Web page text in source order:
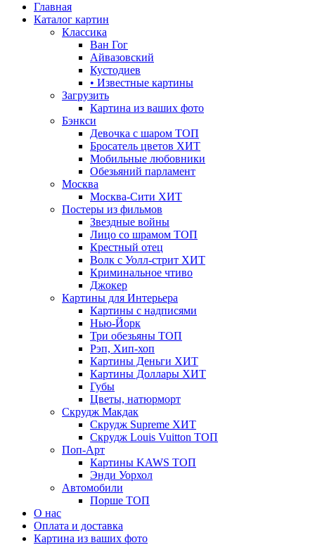
Главная
Каталог картин
Классика
Ван Гог
Айвазовский
Кустодиев
• Известные картины
Загрузить
Картина из ваших фото
Бэнкси
Девочка с шаром ТОП
Бросатель цветов ХИТ
Мобильные любовники
Обезьяний парламент
Москва
Москва-Сити ХИТ
Постеры из фильмов
Звездные войны
Лицо со шрамом ТОП
Крестный отец
Волк с Уолл-стрит ХИТ
Криминальное чтиво
Джокер
Картины для Интерьера
Картины с надписями
Нью-Йорк
Три обезьяны ТОП
Рэп, Хип-хоп
Картины Деньги ХИТ
Картины Доллары ХИТ
Губы
Цветы, натюрморт
Скрудж Макдак
Скрудж Supreme ХИТ
Скрудж Louis Vuitton ТОП
Поп-Арт
Картины KAWS ТОП
Энди Уорхол
Автомобили
Порше ТОП
О нас
Оплата и доставка
Картина из ваших фото